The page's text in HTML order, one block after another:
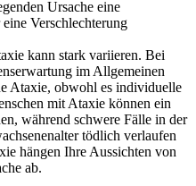
Ursache eine
Verschlechterung
kann stark variieren. Bei
im Allgemeinen
Ataxie, obwohl es individuelle
mit Ataxie können ein
während schwere Fälle in der
tödlich verlaufen
hängen Ihre Aussichten von
ab.